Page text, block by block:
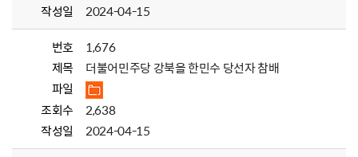
작성일
2024-04-15
번호
1,676
제목
더불어민주당 강북을 한민수 당선자 참배
파일
조회수
2,638
작성일
2024-04-15